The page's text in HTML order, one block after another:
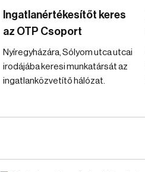
Ingatlanértékesítőt keres
az OTP Csoport
Nyíregyházára, Sólyom utca utcai
irodájába keresi munkatársát az
ingatlanközvetítő hálózat.